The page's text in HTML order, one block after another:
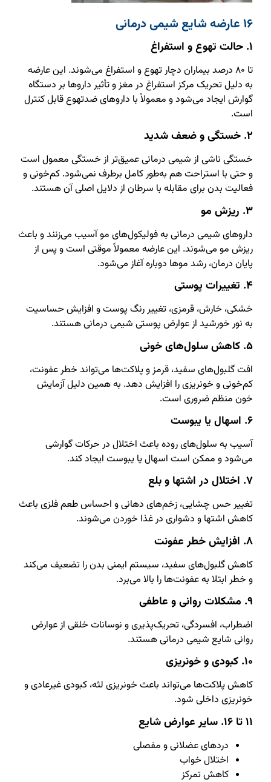
۱۶ عارضه شایع شیمی درمانی
۱. حالت تهوع و استفراغ
تا ۸۰ درصد بیماران دچار تهوع و استفراغ می‌شوند. این عارضه
به دلیل تحریک مرکز استفراغ در مغز و تأثیر داروها بر دستگاه
گوارش ایجاد می‌شود و معمولاً با داروهای ضدتهوع قابل کنترل
است.
۲. خستگی و ضعف شدید
خستگی ناشی از شیمی درمانی عمیق‌تر از خستگی معمول است
و حتی با استراحت هم به‌طور کامل برطرف نمی‌شود. کم‌خونی و
فعالیت بدن برای مقابله با سرطان از دلایل اصلی آن هستند.
۳. ریزش مو
داروهای شیمی درمانی به فولیکول‌های مو آسیب می‌زنند و باعث
ریزش مو می‌شوند. این عارضه معمولاً موقتی است و پس از
پایان درمان، رشد موها دوباره آغاز می‌شود.
۴. تغییرات پوستی
خشکی، خارش، قرمزی، تغییر رنگ پوست و افزایش حساسیت
به نور خورشید از عوارض پوستی شیمی درمانی هستند.
۵. کاهش سلول‌های خونی
افت گلبول‌های سفید، قرمز و پلاکت‌ها می‌تواند خطر عفونت،
کم‌خونی و خونریزی را افزایش دهد. به همین دلیل آزمایش
خون منظم ضروری است.
۶. اسهال یا یبوست
آسیب به سلول‌های روده باعث اختلال در حرکات گوارشی
می‌شود و ممکن است اسهال یا یبوست ایجاد کند.
۷. اختلال در اشتها و بلع
تغییر حس چشایی، زخم‌های دهانی و احساس طعم فلزی باعث
کاهش اشتها و دشواری در غذا خوردن می‌شوند.
۸. افزایش خطر عفونت
کاهش گلبول‌های سفید، سیستم ایمنی بدن را تضعیف می‌کند
و خطر ابتلا به عفونت‌ها را بالا می‌برد.
۹. مشکلات روانی و عاطفی
اضطراب، افسردگی، تحریک‌پذیری و نوسانات خلقی از عوارض
روانی شایع شیمی درمانی هستند.
۱۰. کبودی و خونریزی
کاهش پلاکت‌ها می‌تواند باعث خونریزی لثه، کبودی غیرعادی و
خونریزی داخلی شود.
۱۱ تا ۱۶. سایر عوارض شایع
دردهای عضلانی و مفصلی
اختلال خواب
کاهش تمرکز